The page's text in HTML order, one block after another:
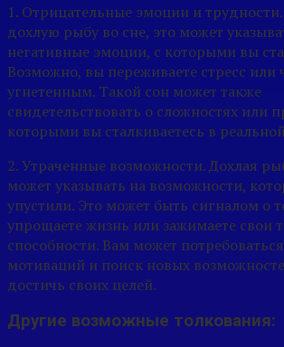
1. Отрицательные эмоции и
дохлую рыбу во сне, это может
негативные эмоции, с которыми вы
Возможно, вы переживаете стресс или
угнетенным. Такой сон может также
свидетельствовать о сложностях или
которыми вы сталкиваетесь в
2. Утраченные возможности. Дохлая
может указывать на возможности,
упустили. Это может быть сигналом о
упрощаете жизнь или зажимаете свои
способности. Вам может
мотиваций и поиск новых
достичь своих целей.
Другие возможные толкования: